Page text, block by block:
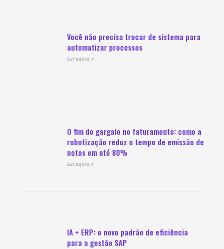
Você não precisa trocar de sistema para
automatizar processos
Ler agora »
O fim do gargalo no faturamento: como a
robotização reduz o tempo de emissão de
notas em até 80%
Ler agora »
IA + ERP: o novo padrão de eficiência
para a gestão SAP